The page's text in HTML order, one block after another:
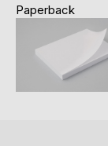
Paperback